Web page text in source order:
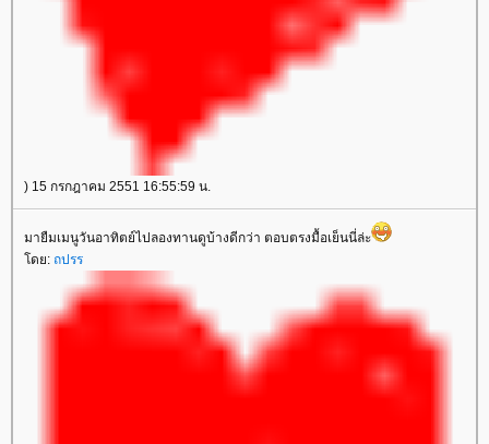
) 15 กรกฎาคม 2551 16:55:59 น.
มายืมเมนูวันอาทิตย์ไปลองทานดูบ้างดีกว่า ตอบตรงมื้อเย็นนี่ล่ะ
ดย: ถปรร